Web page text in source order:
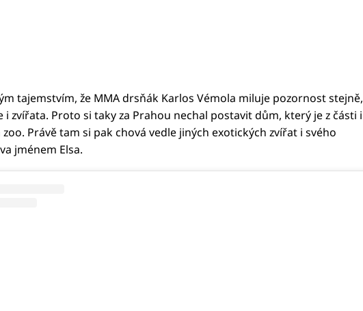
tajemstvím, že MMA drsňák Karlos Vémola miluje pozornost stejně,
i zvířata. Proto si taky za Prahou nechal postavit dům, který je z části i
Právě tam si pak chová vedle jiných exotických zvířat i svého
jménem Elsa.